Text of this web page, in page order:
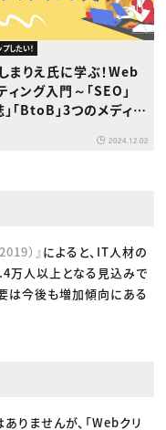
したい！
まりえ氏に学ぶ！Web
ィング入門～「SEO」
」「BtoB」3つのメディア
2024.12.02
）』 によると、IT人材の
万人以上となる見込みで
は今後も増加傾向にある
りませんが、「Webクリ